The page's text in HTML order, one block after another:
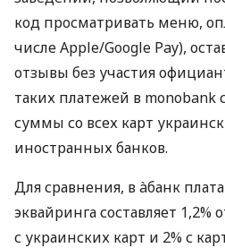
код просматривать меню,
числе Apple/Google Pay),
отзывы без участия
таких платежей в monobank
суммы со всех карт
иностранных банков.
Для сравнения, в àбанк плата
эквайринга составляет
с украинских карт и 2% с